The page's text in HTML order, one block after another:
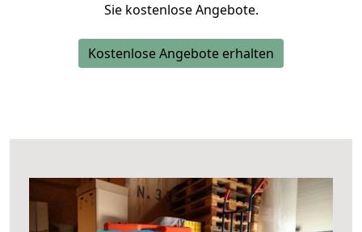
Sie kostenlose Angebote.
Kostenlose Angebote erhalten